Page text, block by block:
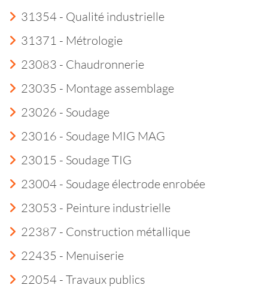
31354 - Qualité industrielle
31371 - Métrologie
23083 - Chaudronnerie
23035 - Montage assemblage
23026 - Soudage
23016 - Soudage MIG MAG
23015 - Soudage TIG
23004 - Soudage électrode enrobée
23053 - Peinture industrielle
22387 - Construction métallique
22435 - Menuiserie
22054 - Travaux publics